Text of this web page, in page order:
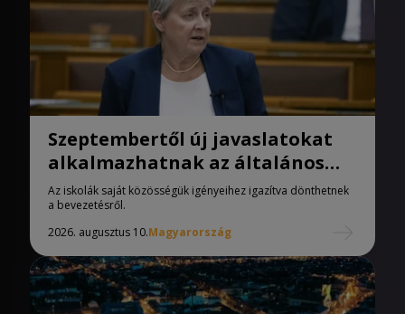
Szeptembertől új javaslatokat
alkalmazhatnak az általános
iskolák
Az iskolák saját közösségük igényeihez igazítva dönthetnek
a bevezetésről.
2026. augusztus 10.Magyarország